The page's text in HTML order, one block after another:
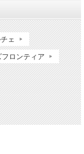
ェ
フロンティア